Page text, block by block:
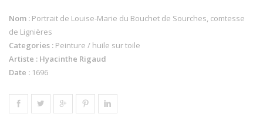
Nom : Portrait de Louise-Marie du Bouchet de Sourches, comtesse
de Lignières
Categories : Peinture / huile sur toile
Artiste : Hyacinthe Rigaud
Date : 1696